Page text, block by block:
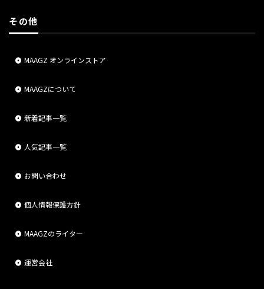
その他
MAAGZ オンラインストア
MAAGZについて
新着記事一覧
人気記事一覧
お問い合わせ
個人情報保護方針
MAAGZのライター
運営会社